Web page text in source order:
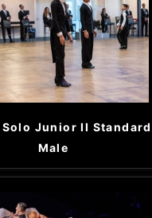
Solo Junior II Standard
Male